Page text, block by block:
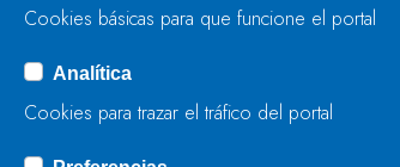
Cookies básicas para que funcione el portal
Analítica
Cookies para trazar el tráfico del portal